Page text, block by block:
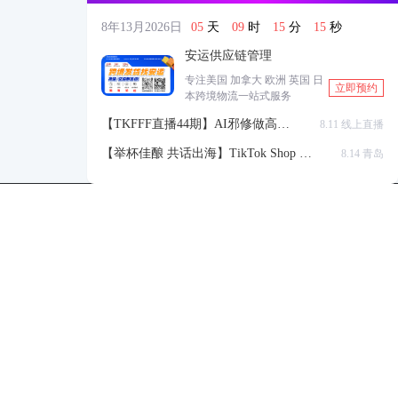
8年13月2026日 05 天 09 时 15 分 14 秒
安运供应链管理
专注美国 加拿大 欧洲 英国 日
本跨境物流一站式服务
立即预约
【TKFFF直播44期】AI邪修做高点
带货视频
8.11 线上直播
【举杯佳酿 共话出海】TikTok Shop 全
8.14 青岛